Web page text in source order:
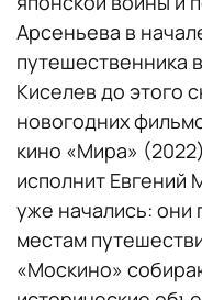
Арсеньева в
путешественника
Киселев до этого
новогодних
кино «Мира»
исполнит Евгений
уже начались: они
местам
«Москино»